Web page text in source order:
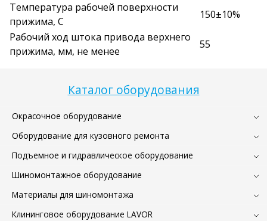
Каталог оборудования
Окрасочное оборудование
Оборудование для кузовного ремонта
Подъемное и гидравлическое оборудование
Шиномонтажное оборудование
Материалы для шиномонтажа
Клининговое оборудование LAVOR
Температура рабочей поверхности
прижима, С
150±10%
Рабочий ход штока привода верхнего
прижима, мм, не менее
55